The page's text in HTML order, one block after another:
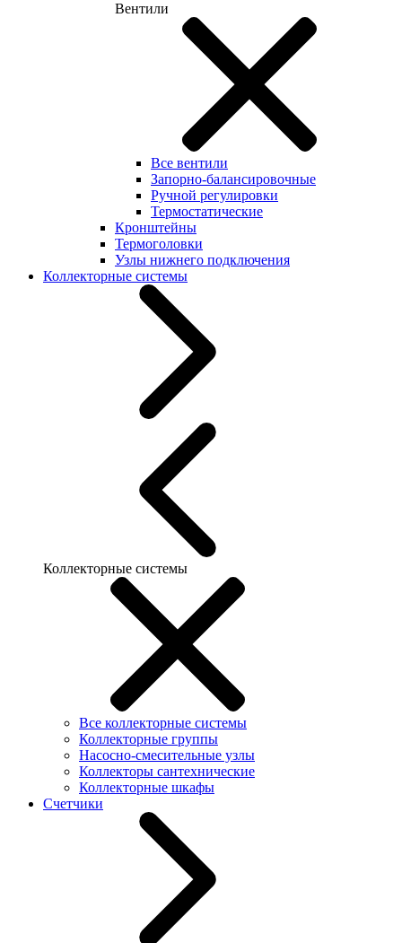
Вентили
Все вентили
Запорно-балансировочные
Ручной регулировки
Термостатические
Кронштейны
Термоголовки
Узлы нижнего подключения
Коллекторные системы
Коллекторные системы
Все коллекторные системы
Коллекторные группы
Насосно-смесительные узлы
Коллекторы сантехнические
Коллекторные шкафы
Счетчики